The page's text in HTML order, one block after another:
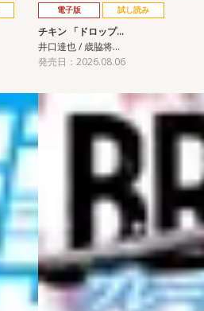
電子版 試し読み
チキン 「ドロップ…
井口達也 / 歳脇将…
発売日：2026.08.06